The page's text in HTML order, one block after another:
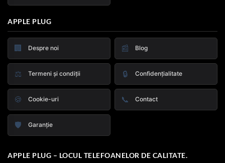
APPLE PLUG
🏢 Despre noi 📰 Blog
⚖️ Termeni și condiții 🔒 Confidențialitate
🍪 Cookie-uri 📞 Contact
🛡️ Garanție
APPLE PLUG – LOCUL TELEFOANELOR DE CALITATE.